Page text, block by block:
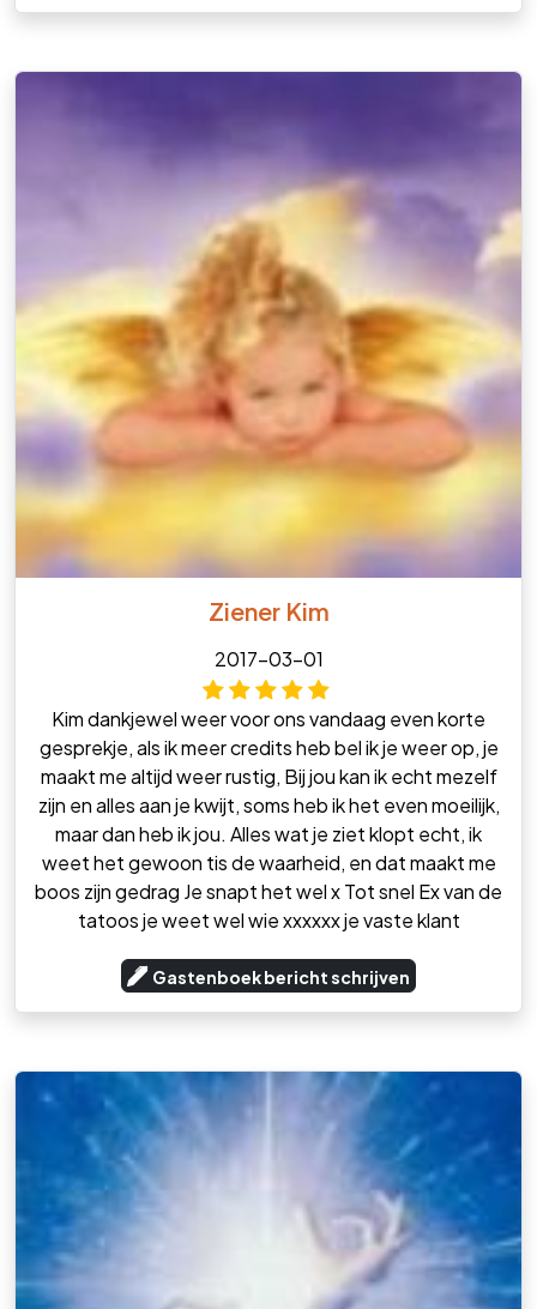
Ziener Kim
2017-03-01
Kim dankjewel weer voor ons vandaag even korte
gesprekje, als ik meer credits heb bel ik je weer op, je
maakt me altijd weer rustig, Bij jou kan ik echt mezelf
zijn en alles aan je kwijt, soms heb ik het even moeilijk,
maar dan heb ik jou. Alles wat je ziet klopt echt, ik
weet het gewoon tis de waarheid, en dat maakt me
boos zijn gedrag Je snapt het wel x Tot snel Ex van de
tatoos je weet wel wie xxxxxx je vaste klant
Gastenboek bericht schrijven